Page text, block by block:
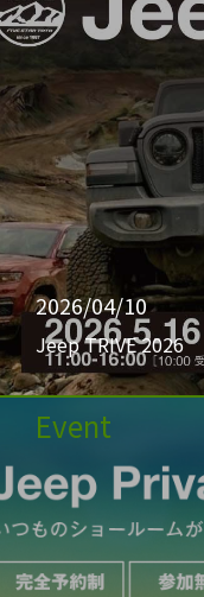
2026/04/10
Jeep TRIVE 2026
Event